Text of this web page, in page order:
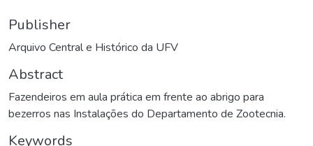
Publisher
Arquivo Central e Histórico da UFV
Abstract
Fazendeiros em aula prática em frente ao abrigo para
bezerros nas Instalações do Departamento de Zootecnia.
Keywords